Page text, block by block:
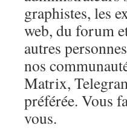
graphistes, les
web, du forum
autres
nos
Matrix,
préférée. Vous
vous.